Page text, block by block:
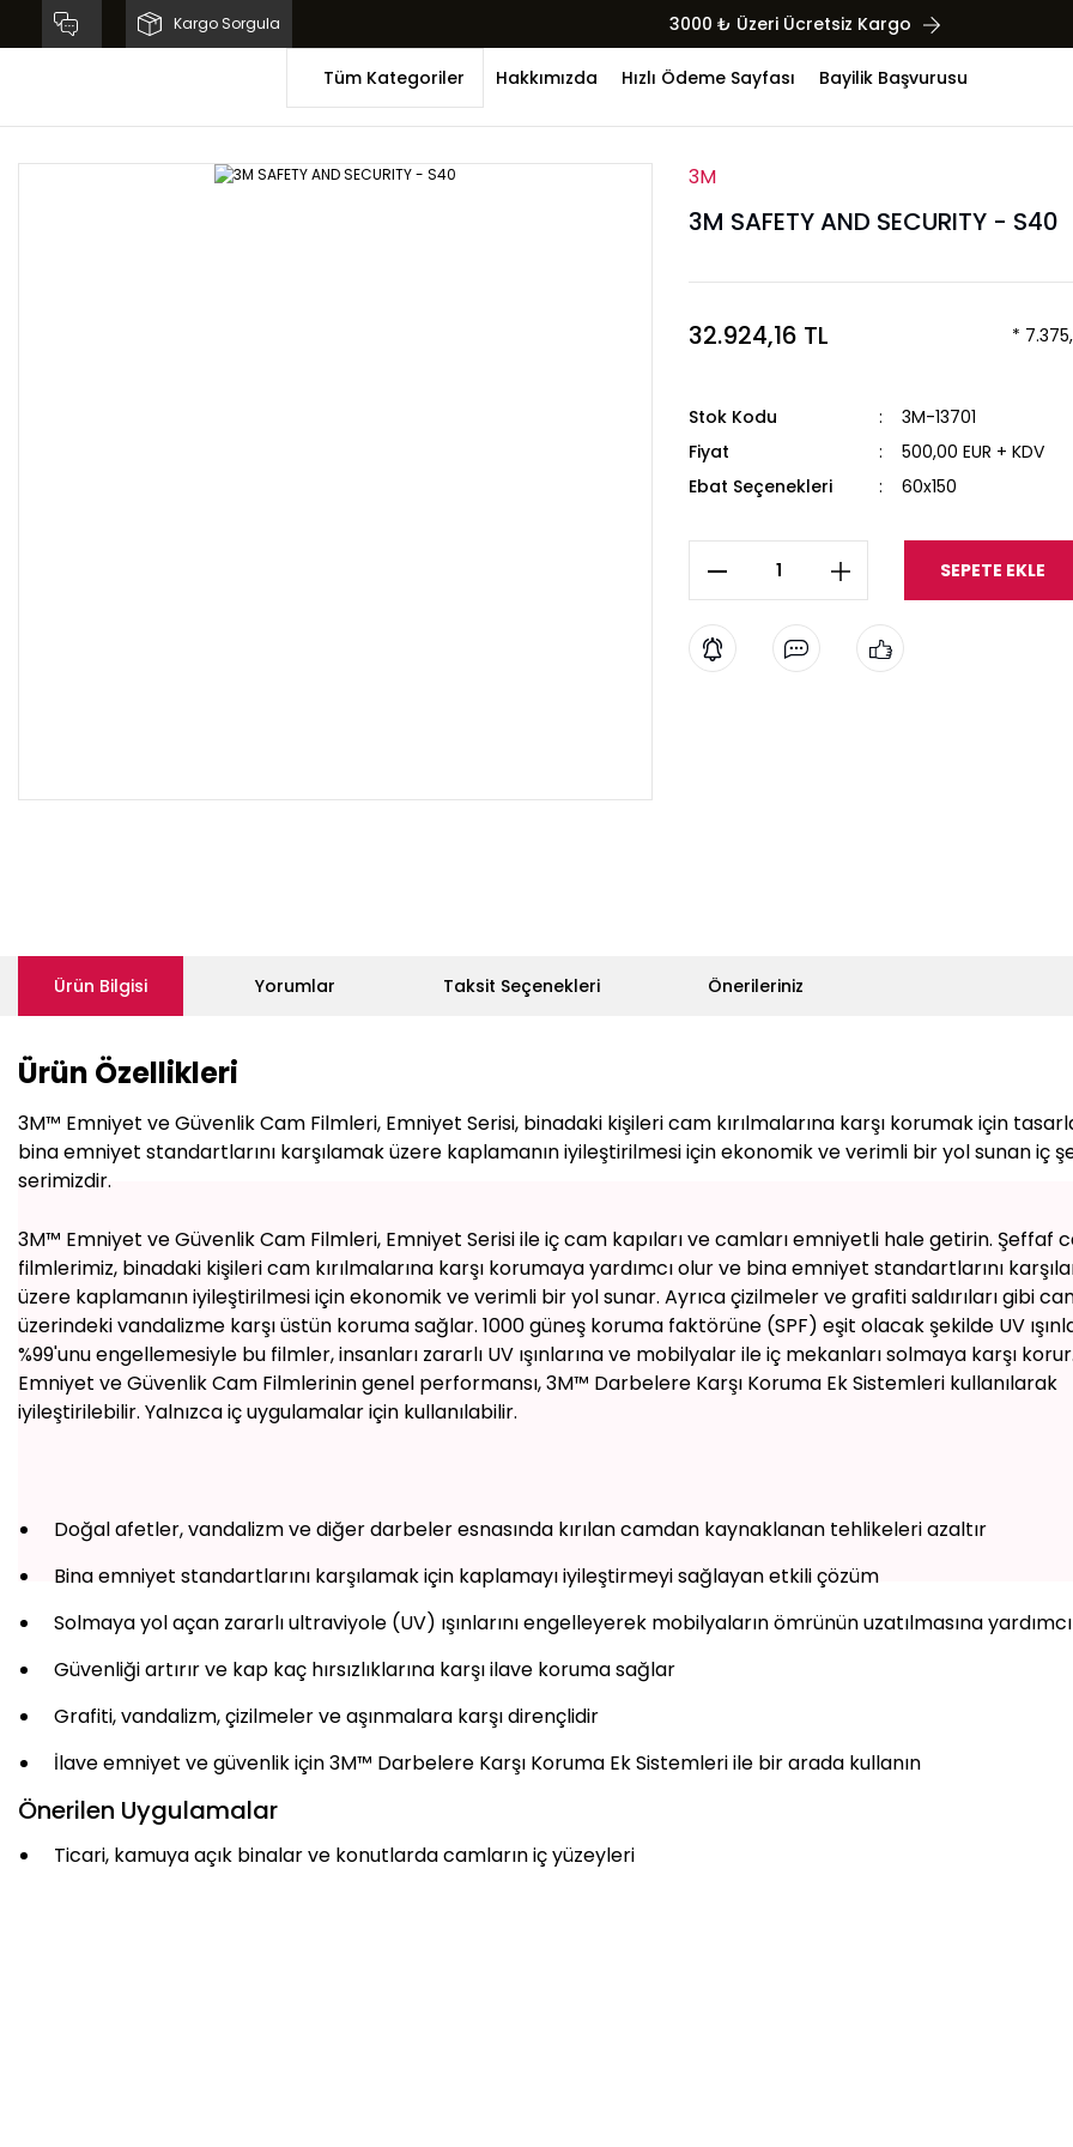
Kargo Sorgula 3000 ₺ Üzeri Ücretsiz Kargo
Tüm Kategoriler Hakkımızda Hızlı Ödeme Sayfası Bayilik Başvurusu
3M
3M SAFETY AND SECURITY - S40
32.924,16 TL *
Stok Kodu
3M-13701
Fiyat
500,00 EUR + KDV
Ebat Seçenekleri
60x150
SEPETE EKLE
Ürün Bilgisi Yorumlar Taksit Seçenekleri Önerileriniz
Ürün Özellikleri
3M™ Emniyet ve Güvenlik Cam Filmleri, Emniyet Serisi, binadaki kişileri cam kırılmalarına karşı korumak için
bina emniyet standartlarını karşılamak üzere kaplamanın iyileştirilmesi için ekonomik ve verimli bir yol sunan iç
serimizdir.
3M™ Emniyet ve Güvenlik Cam Filmleri, Emniyet Serisi ile iç cam kapıları ve camları emniyetli hale getirin. Şeffaf
filmlerimiz, binadaki kişileri cam kırılmalarına karşı korumaya yardımcı olur ve bina emniyet standartlarını
üzere kaplamanın iyileştirilmesi için ekonomik ve verimli bir yol sunar. Ayrıca çizilmeler ve grafiti saldırıları gibi
üzerindeki vandalizme karşı üstün koruma sağlar. 1000 güneş koruma faktörüne (SPF) eşit olacak şekilde UV
%99'unu engellemesiyle bu filmler, insanları zararlı UV ışınlarına ve mobilyalar ile iç mekanları solmaya karşı
Emniyet ve Güvenlik Cam Filmlerinin genel performansı, 3M™ Darbelere Karşı Koruma Ek Sistemleri kullanılarak
iyileştirilebilir. Yalnızca iç uygulamalar için kullanılabilir.
Doğal afetler, vandalizm ve diğer darbeler esnasında kırılan camdan kaynaklanan tehlikeleri azaltır
Bina emniyet standartlarını karşılamak için kaplamayı iyileştirmeyi sağlayan etkili çözüm
Solmaya yol açan zararlı ultraviyole (UV) ışınlarını engelleyerek mobilyaların ömrünün uzatılmasına
Güvenliği artırır ve kap kaç hırsızlıklarına karşı ilave koruma sağlar
Grafiti, vandalizm, çizilmeler ve aşınmalara karşı dirençlidir
İlave emniyet ve güvenlik için 3M™ Darbelere Karşı Koruma Ek Sistemleri ile bir arada kullanın
Önerilen Uygulamalar
Ticari, kamuya açık binalar ve konutlarda camların iç yüzeyleri